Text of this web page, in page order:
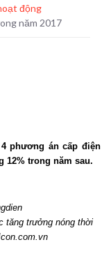
động
năm 2017
phương án cấp điện
12% trong năm sau.
tăng trưởng nóng thời